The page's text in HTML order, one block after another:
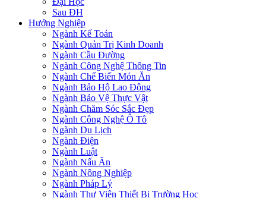
Sau ĐH
Hướng Nghiệp
Ngành Kế Toán
Ngành Quản Trị Kinh Doanh
Ngành Cầu Đường
Ngành Công Nghệ Thông Tin
Ngành Chế Biến Món Ăn
Ngành Bảo Hộ Lao Động
Ngành Bảo Vệ Thực Vật
Ngành Chăm Sóc Sắc Đẹp
Ngành Công Nghệ Ô Tô
Ngành Du Lịch
Ngành Điện
Ngành Luật
Ngành Nấu Ăn
Ngành Nông Nghiệp
Ngành Pháp Lý
Ngành Thư Viện Thiết Bị Trường Học